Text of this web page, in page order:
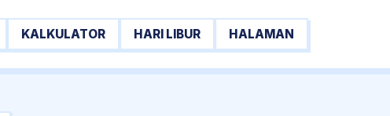
KALKULATOR HARI LIBUR HALAMAN